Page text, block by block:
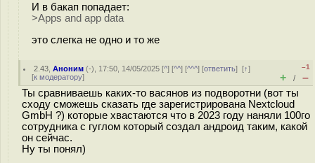
И в бакап попадает:
>Apps and app data
это слегка не одно и то же
2.43 ,Аноним (-), 17:50, 14/05/2025 [^] [^^] [^^^] [ответить][↑]
[к модератору]
–1
+ / –
Ты сравниваешь каких-то васянов из подворотни (вот ты
сходу сможешь сказать где зарегистрирована Nextcloud
GmbH ?) которые хвастаются что в 2023 году наняли 100го
сотрудника с гуглом который создал андроид таким, какой
он сейчас.
Ну ты понял)